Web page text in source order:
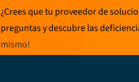
¿Crees que tu proveedor de
preguntas y descubre las
mismo!